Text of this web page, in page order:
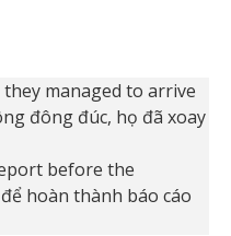
managed to arrive
đông đúc, họ đã xoay
before the
hoàn thành báo cáo